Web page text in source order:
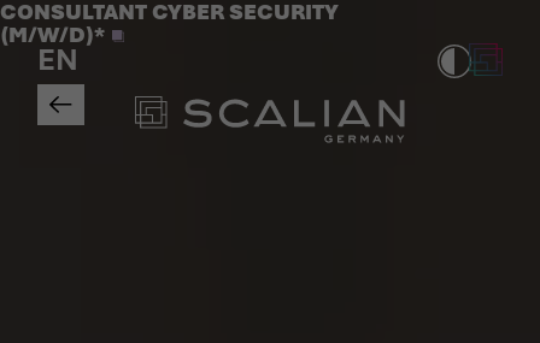
>
EN
Jobs
CONSULTANT CYBER SECURITY
(M/W/D)*